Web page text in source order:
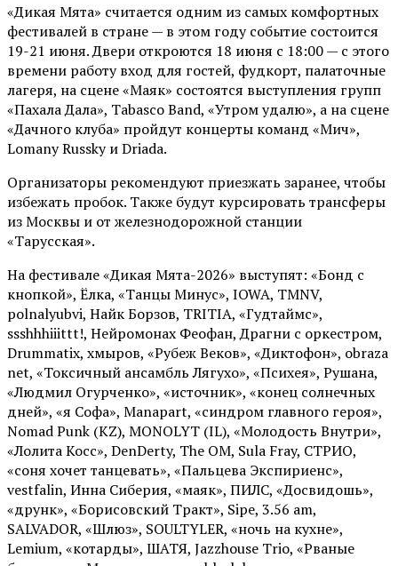
«Дикая Мята» считается одним из самых комфортных
фестивалей в стране — в этом году событие состоится
19-21 июня. Двери откроются 18 июня с 18:00 — с этого
времени работу вход для гостей, фудкорт, палаточные
лагеря, на сцене «Маяк» состоятся выступления групп
«Пахала Дала», Tabasco Band, «Утром удалю», а на сцене
«Дачного клуба» пройдут концерты команд «Мич»,
Lomany Russky и Driada.
Организаторы рекомендуют приезжать заранее, чтобы
избежать пробок. Также будут курсировать трансферы
из Москвы и от железнодорожной станции
«Тарусская».
На фестивале «Дикая Мята-2026» выступят: «Бонд с
кнопкой», Ёлка, «Танцы Минус», IOWA, TMNV,
polnalyubvi, Найк Борзов, TRITIA, «Гудтаймс»,
ssshhhiiittt!, Нейромонах Феофан, Драгни с оркестром,
Drummatix, хмыров, «Рубеж Веков», «Диктофон», obraza
net, «Токсичный ансамбль Лягухо», «Психея», Рушана,
«Людмил Огурченко», «источник», «конец солнечных
дней», «я Софа», Manapart, «синдром главного героя»,
Nomad Punk (KZ), MONOLYT (IL), «Молодость Внутри»,
«Лолита Косс», DenDerty, The OM, Sula Fray, СТРИО,
«соня хочет танцевать», «Пальцева Экспириенс»,
vestfalin, Инна Сиберия, «маяк», ПИЛС, «Досвидошь»,
«друнк», «Борисовский Тракт», Sipe, 3.56 am,
SALVADOR, «Шлюз», SOULTYLER, «ночь на кухне»,
Lemium, «котарды», ШАТЯ, Jazzhouse Trio, «Рваные